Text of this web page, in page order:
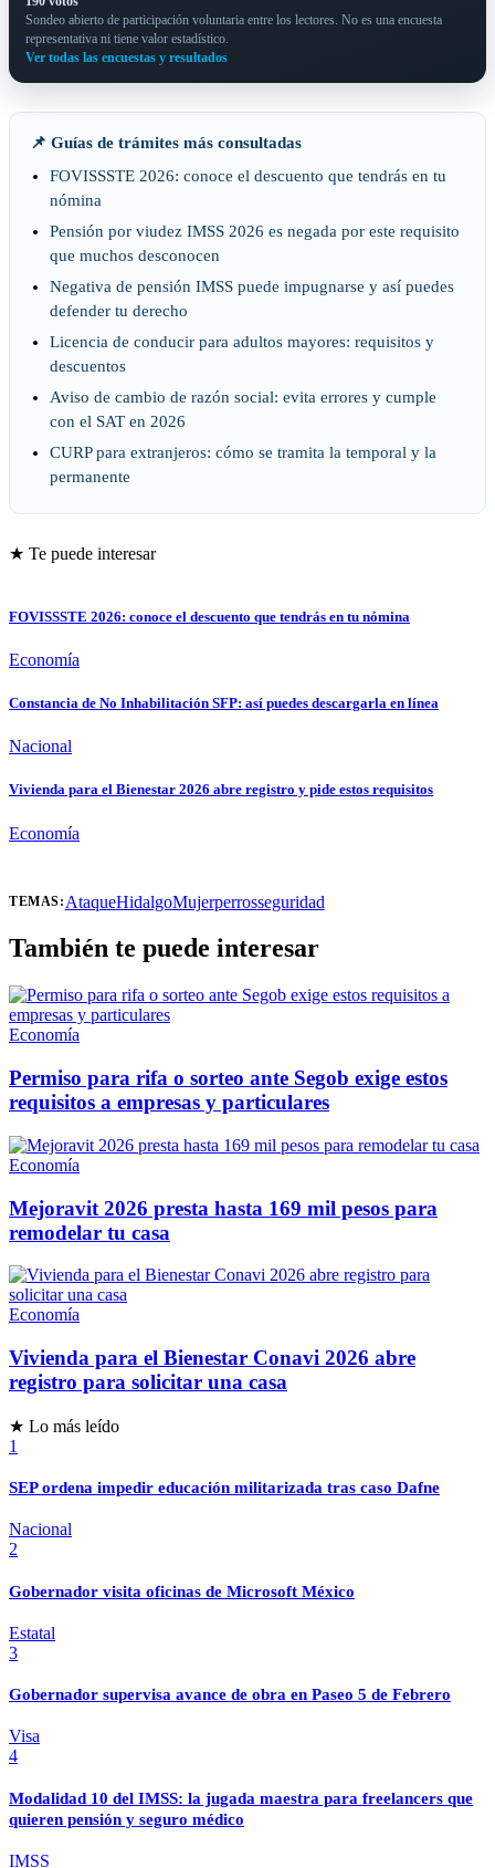
Sondeo abierto de participación voluntaria entre los lectores. No es una encuesta
representativa ni tiene valor estadístico.
Ver todas las encuestas y resultados
📌 Guías de trámites más consultadas
FOVISSSTE 2026: conoce el descuento que tendrás en tu
nómina
Pensión por viudez IMSS 2026 es negada por este requisito
que muchos desconocen
Negativa de pensión IMSS puede impugnarse y así puedes
defender tu derecho
Licencia de conducir para adultos mayores: requisitos y
descuentos
Aviso de cambio de razón social: evita errores y cumple
con el SAT en 2026
CURP para extranjeros: cómo se tramita la temporal y la
permanente
★ Te puede interesar
FOVISSSTE 2026: conoce el descuento que tendrás en tu nómina
Economía
Constancia de No Inhabilitación SFP: así puedes descargarla en línea
Nacional
Vivienda para el Bienestar 2026 abre registro y pide estos requisitos
Economía
TEMAS: AtaqueHidalgoMujerperrosseguridad
También te puede interesar
Economía
Permiso para rifa o sorteo ante Segob exige estos
requisitos a empresas y particulares
Economía
Mejoravit 2026 presta hasta 169 mil pesos para
remodelar tu casa
Economía
Vivienda para el Bienestar Conavi 2026 abre
registro para solicitar una casa
★ Lo más leído
1
SEP ordena impedir educación militarizada tras caso Dafne
Nacional
2
Gobernador visita oficinas de Microsoft México
Estatal
3
Gobernador supervisa avance de obra en Paseo 5 de Febrero
Visa
4
Modalidad 10 del IMSS: la jugada maestra para freelancers que
quieren pensión y seguro médico
IMSS